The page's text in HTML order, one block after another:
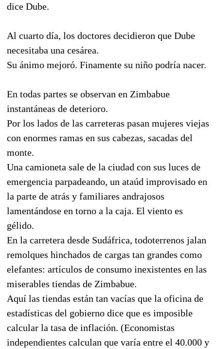
dice Dube.
Al cuarto día, los doctores decidieron que Dube
necesitaba una cesárea.
Su ánimo mejoró. Finamente su niño podría nacer.
En todas partes se observan en Zimbabue
instantáneas de deterioro.
Por los lados de las carreteras pasan mujeres viejas
con enormes ramas en sus cabezas, sacadas del
monte.
Una camioneta sale de la ciudad con sus luces de
emergencia parpadeando, un ataúd improvisado en
la parte de atrás y familiares andrajosos
lamentándose en torno a la caja. El viento es
gélido.
En la carretera desde Sudáfrica, todoterrenos jalan
remolques hinchados de cargas tan grandes como
elefantes: artículos de consumo inexistentes en las
miserables tiendas de Zimbabue.
Aquí las tiendas están tan vacías que la oficina de
estadísticas del gobierno dice que es imposible
calcular la tasa de inflación. (Economistas
independientes calculan que varía entre el 40.000 y